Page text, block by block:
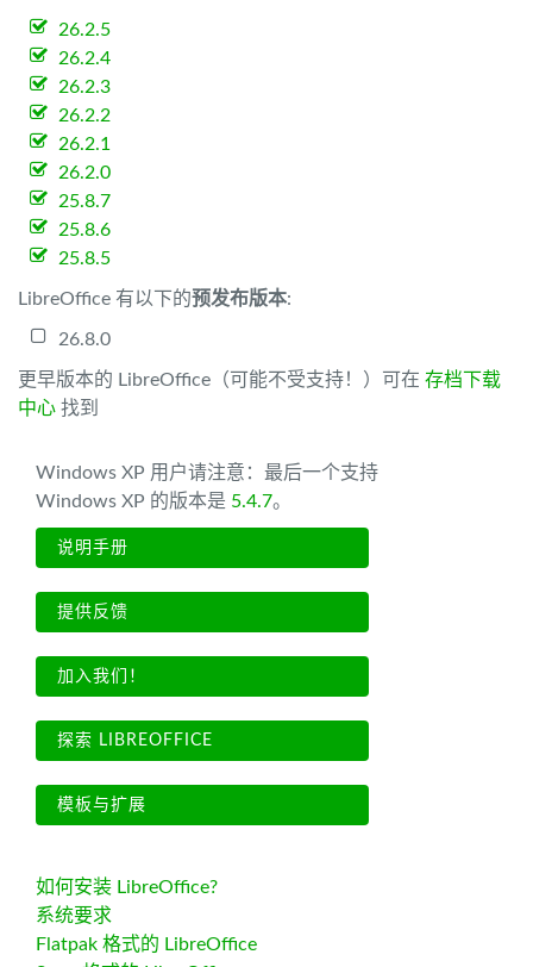
26.2.5
26.2.4
26.2.3
26.2.2
26.2.1
26.2.0
25.8.7
25.8.6
25.8.5
LibreOffice 有以下的预发布版本:
26.8.0
更早版本的 LibreOffice（可能不受支持！）可在 存档下载
中心 找到
Windows XP 用户请注意：最后一个支持
Windows XP 的版本是 5.4.7。
说明手册
提供反馈
加入我们！
探索 LIBREOFFICE
模板与扩展
如何安装 LibreOffice?
系统要求
Flatpak 格式的 LibreOffice